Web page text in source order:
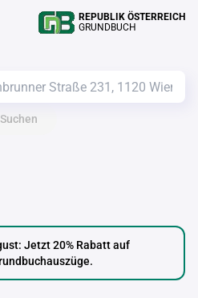
REPUBLIK ÖSTERREICH
GRUNDBUCH
Suchen
Jetzt 20% Rabatt auf